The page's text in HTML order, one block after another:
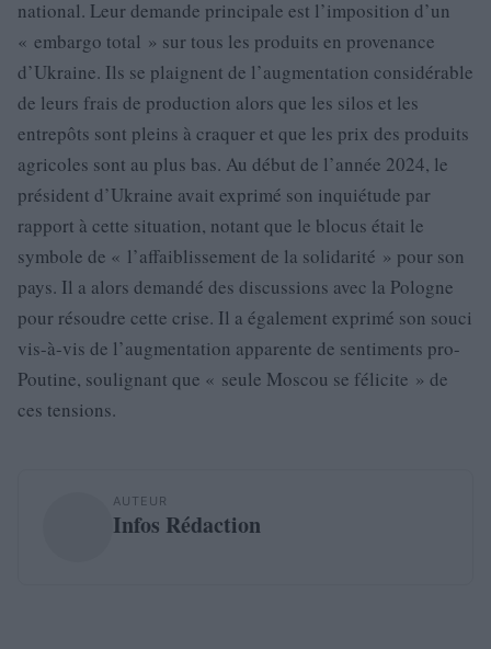
national. Leur demande principale est l’imposition d’un
« embargo total » sur tous les produits en provenance
d’Ukraine. Ils se plaignent de l’augmentation considérable
de leurs frais de production alors que les silos et les
entrepôts sont pleins à craquer et que les prix des produits
agricoles sont au plus bas. Au début de l’année 2024, le
président d’Ukraine avait exprimé son inquiétude par
rapport à cette situation, notant que le blocus était le
symbole de « l’affaiblissement de la solidarité » pour son
pays. Il a alors demandé des discussions avec la Pologne
pour résoudre cette crise. Il a également exprimé son souci
vis-à-vis de l’augmentation apparente de sentiments pro-
Poutine, soulignant que « seule Moscou se félicite » de
ces tensions.
AUTEUR
Infos Rédaction